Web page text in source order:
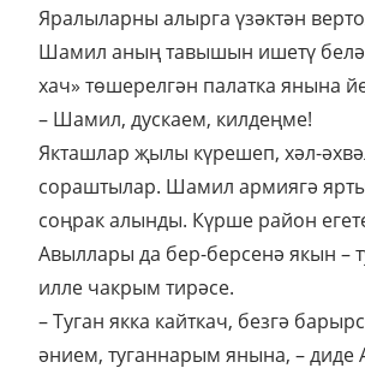
Яралыларны алырга үзәктән
Шамил аның тавышын ишетү
хач» төшерелгән палатка янына
– Шамил, дускаем, килдеңме!
Якташлар җылы күрешеп, хәл-
сораштылар. Шамил армиягә
соңрак алынды. Күрше район
Авыллары да бер-берсенә якын –
илле чакрым тирәсе.
– Туган якка кайткач, безгә
әнием, туганнарым янына, – диде